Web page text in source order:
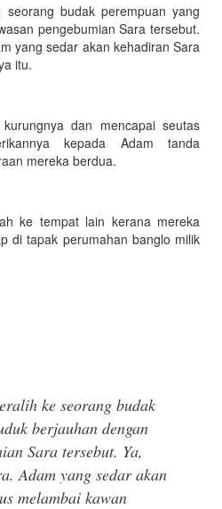
budak perempuan yang
pengebumian Sara tersebut.
yang sedar akan kehadiran Sara
itu.
dan mencapai seutas
kepada Adam tanda
mereka berdua.
ke tempat lain kerana mereka
di tapak perumahan banglo milik
ke seorang budak
berjauhan dengan
Sara tersebut. Ya,
Adam yang sedar akan
melambai kawan